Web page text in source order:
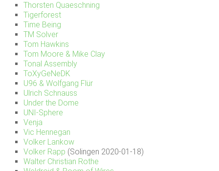
Thorsten Quaeschning
Tigerforest
Time Being
TM Solver
Tom Hawkins
Tom Moore & Mike Clay
Tonal Assembly
ToXyGeNeDK
U96 & Wolfgang Flür
Ulrich Schnauss
Under the Dome
UNI-Sphere
Venja
Vic Hennegan
Volker Lankow
Volker Rapp (Solingen 2020-01-18)
Walter Christian Rothe